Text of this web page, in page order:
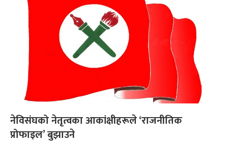
नेविसंघको नेतृत्वका आकांक्षीहरूले ‘राजनीतिक
प्रोफाइल’ बुझाउने